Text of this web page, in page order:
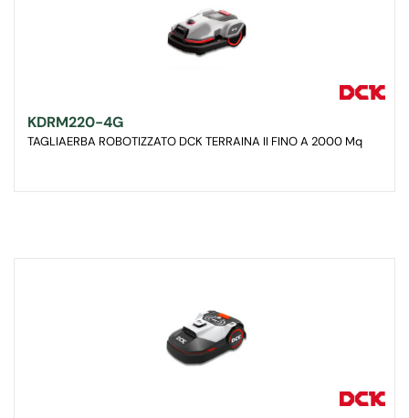
KDRM220-4G
TAGLIAERBA ROBOTIZZATO DCK TERRAINA II FINO A 2000 Mq